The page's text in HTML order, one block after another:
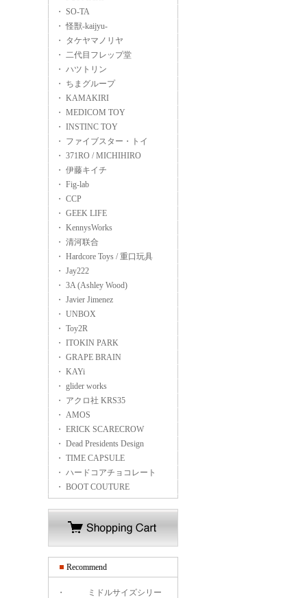
・ SO-TA
・ 怪獣-kaijyu-
・ タケヤマノリヤ
・ 二代目フレップ堂
・ ハツトリン
・ ちまグループ
・ KAMAKIRI
・ MEDICOM TOY
・ INSTINC TOY
・ ファイブスター・トイ
・ 371RO / MICHIHIRO
・ 伊藤キイチ
・ Fig-lab
・ CCP
・ GEEK LIFE
・ KennysWorks
・ 清河联合
・ Hardcore Toys / 重口玩具
・ Jay222
・ 3A (Ashley Wood)
・ Javier Jimenez
・ UNBOX
・ Toy2R
・ ITOKIN PARK
・ GRAPE BRAIN
・ KAYi
・ glider works
・ アクロ社 KRS35
・ AMOS
・ ERICK SCARECROW
・ Dead Presidents Design
・ TIME CAPSULE
・ ハードコアチョコレート
・ BOOT COUTURE
Recommend
・
ミドルサイズシリー